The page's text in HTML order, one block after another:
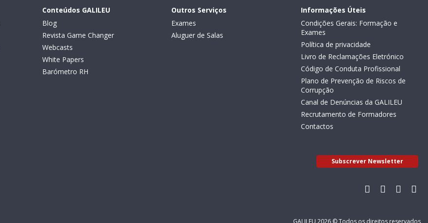
Conteúdos GALILEU
Blog
Revista Game Changer
Webcasts
White Papers
Barómetro RH
Outros Serviços
Exames
Aluguer de Salas
Informações Úteis
Condições Gerais: Formação e
Exames
Política de privacidade
Livro de Reclamações Eletrónico
Código de Conduta Profissional
Plano de Prevenção de Riscos de
Corrupção
Canal de Denúncias da GALILEU
Recrutamento de Formadores
Contactos
Subscrever Newsletter
GALILEU 2026 © Todos os direitos reservados